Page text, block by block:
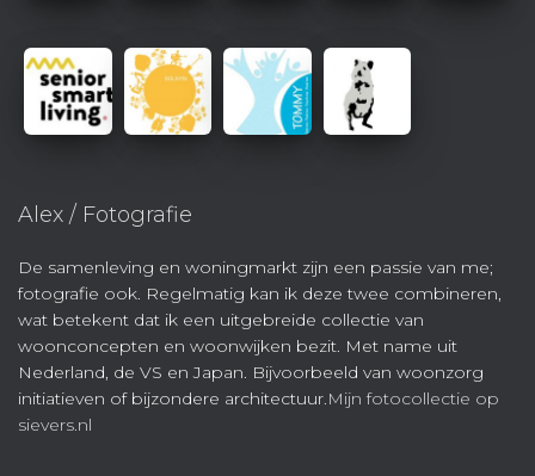
Alex / Fotografie
De samenleving en woningmarkt zijn een passie van me;
fotografie ook. Regelmatig kan ik deze twee combineren,
wat betekent dat ik een uitgebreide collectie van
woonconcepten en woonwijken bezit. Met name uit
Nederland, de VS en Japan. Bijvoorbeeld van woonzorg
initiatieven of bijzondere architectuur.Mijn fotocollectie op
sievers.nl